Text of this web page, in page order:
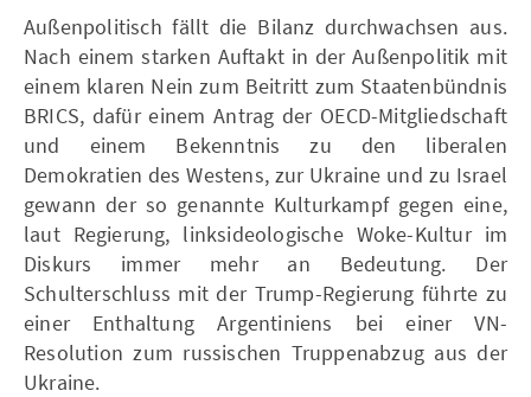
Außenpolitisch fällt die Bilanz durchwachsen aus.
Nach einem starken Auftakt in der Außenpolitik mit
einem klaren Nein zum Beitritt zum Staatenbündnis
BRICS, dafür einem Antrag der OECD-Mitgliedschaft
und einem Bekenntnis zu den liberalen
Demokratien des Westens, zur Ukraine und zu Israel
gewann der so genannte Kulturkampf gegen eine,
laut Regierung, linksideologische Woke-Kultur im
Diskurs immer mehr an Bedeutung. Der
Schulterschluss mit der Trump-Regierung führte zu
einer Enthaltung Argentiniens bei einer VN-
Resolution zum russischen Truppenabzug aus der
Ukraine.